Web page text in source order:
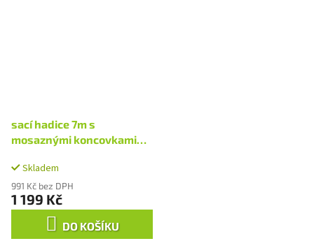
sací hadice 7m s
mosaznými koncovkami
Skladem
991 Kč bez DPH
1 199 Kč
DO KOŠÍKU